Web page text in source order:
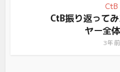
CtB
CtB振り返って
ヤー全
3年 前